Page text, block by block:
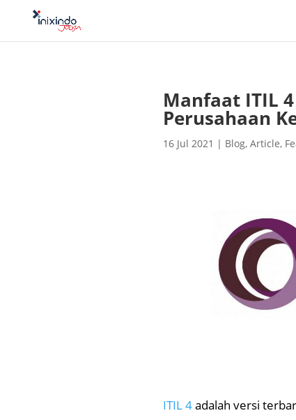
Manfaat ITIL
Perusahaan
16 Jul 2021 | Blog,Article,
ITIL 4adalah versi